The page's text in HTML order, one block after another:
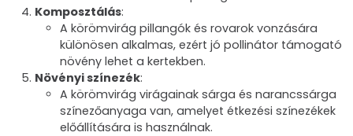
Komposztálás:
A körömvirág pillangók és rovarok vonzására
különösen alkalmas, ezért jó pollinátor támogató
növény lehet a kertekben.
Növényi színezék:
A körömvirág virágainak sárga és narancssárga
színezőanyaga van, amelyet étkezési színezékek
előállítására is használnak.